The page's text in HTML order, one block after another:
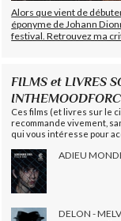
Alors que vient de
éponyme de Johann
festival. Retrouvez ma
FILMS et LIVRES
Ces films (et livres sur le
recommande vivement,
qui vous intéresse pour
ADIEU
DELON -